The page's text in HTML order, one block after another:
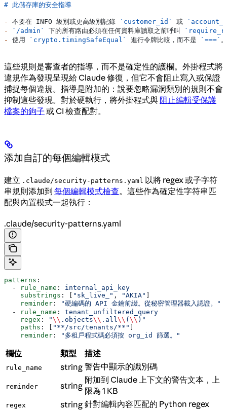
# 此儲存庫的安全指導
- 不要在 INFO 級別或更高級別記錄 `customer_id` 或
-
`/admin` 下的所有路由必須在任何資料庫讀取之前呼叫
-
使用 `crypto.timingSafeEqual` 進行令牌比較，而不是 `===` 。
這些規則是審查者的指導，而不是確定性的護欄。外掛程式將
違規作為發現呈現給 Claude 修復，但它不會阻止寫入或保證
捕捉每個違規。指導是附加的：說要忽略漏洞類別的規則不會
抑制這些發現。對於硬執行，將外掛程式與 阻止編輯受保護
檔案的鉤子 或 CI 檢查配對。
添加自訂的每個編輯模式
建立 .claude/security-patterns.yaml 以將 regex 或子字符
串規則添加到 每個編輯模式檢查。這些作為確定性字符串匹
配與內置模式一起執行：
.claude/security-patterns.yaml
patterns :
  -
rule_name : internal_api_key
    substrings
: [ "sk_live_" , "AKIA"
    reminder
:
"硬編碼的 API 金鑰前綴。從秘密管理器載入認證。"
  -
rule_name : tenant_unfiltered_query
    regex
: "\\ .objects\\ .all \\ ( \\ )"
    paths
: [ "**/src/tenants/**"
    reminder
: "多租戶程式碼必須按 org_id 篩選。"
欄位 類型 描述
rule_name string 警告中顯示的識別碼
reminder string
附加到 Claude 上下文的警告文本，上
限為 1 KB
regex string 針對編輯內容匹配的 Python regex